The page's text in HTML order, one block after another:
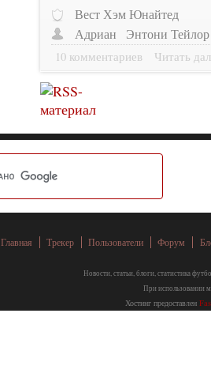
Вест Хэм Юнайтед
Адриан
Энтони Тейлор
10 комментариев Читать
Главная Трекер Пользователи Форум
Новости, статьи, блоги, статистика
При использовании
Хостинг предоставлен